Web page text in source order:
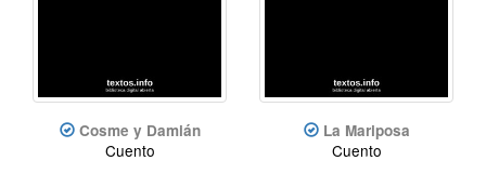
Cosme y Damián
Cuento
La Mariposa
Cuento